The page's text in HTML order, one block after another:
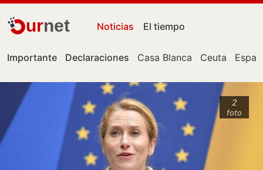
urnet Noticias El tiempo
Importante Declaraciones Casa Blanca Ceuta
2
foto